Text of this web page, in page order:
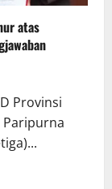
atas
Provinsi
Paripurna